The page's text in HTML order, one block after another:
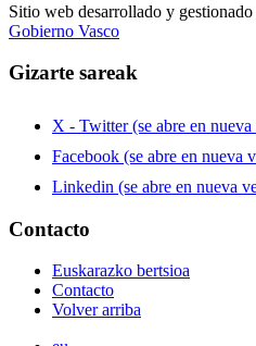
Sitio web desarrollado y
Gobierno Vasco
Gizarte sareak
X - Twitter (se abre en nueva
Facebook (se abre en nueva
Linkedin (se abre en nueva
Contacto
Euskarazko bertsioa
Contacto
Volver arriba